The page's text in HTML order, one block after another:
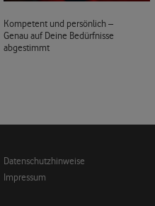
Kompetent und persönlich –
Genau auf Deine Bedürfnisse
abgestimmt
Datenschutzhinweise
Impressum